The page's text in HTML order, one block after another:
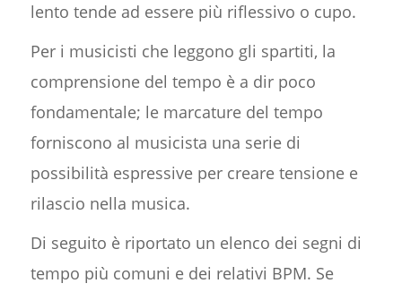
lento tende ad essere più riflessivo o cupo.
Per i musicisti che leggono gli spartiti, la
comprensione del tempo è a dir poco
fondamentale; le marcature del tempo
forniscono al musicista una serie di
possibilità espressive per creare tensione e
rilascio nella musica.
Di seguito è riportato un elenco dei segni di
tempo più comuni e dei relativi BPM. Se